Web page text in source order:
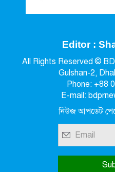
Editor :
All Rights Reserved ©
Gulshan-2,
Phone: +88
E-mail:
নিউজ আপডেট